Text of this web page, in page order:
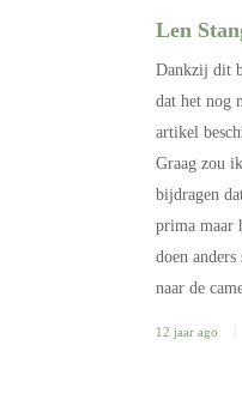
Len
Dankzij dit
dat het nog
artikel
Graag zou
bijdragen
prima maar
doen anders
naar de
12 jaar ago